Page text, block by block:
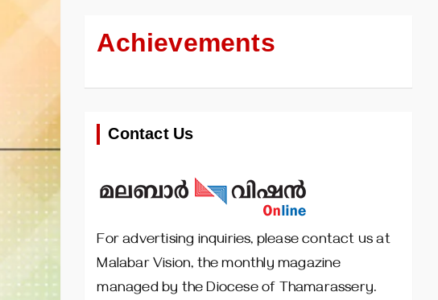
Achievements
Contact Us
For advertising inquiries, please contact us at
Malabar Vision, the monthly magazine
managed by the Diocese of Thamarassery.